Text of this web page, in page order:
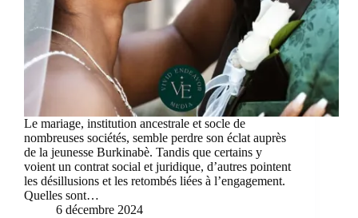
Le mariage, institution ancestrale et socle de
nombreuses sociétés, semble perdre son éclat auprès
de la jeunesse Burkinabè. Tandis que certains y
voient un contrat social et juridique, d’autres pointent
les désillusions et les retombés liées à l’engagement.
Quelles sont…
6 décembre 2024